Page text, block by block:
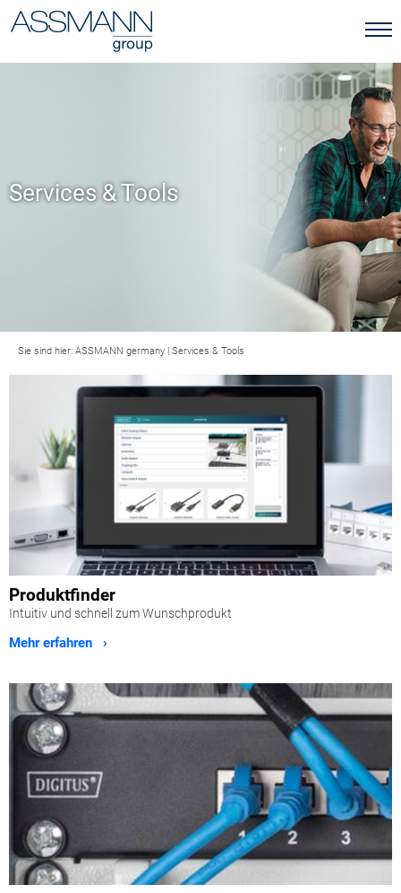
Services & Tools
Sie sind hier: ASSMANN germany | Services & Tools
Produktfinder
Intuitiv und schnell zum Wunschprodukt
Mehr erfahren ›